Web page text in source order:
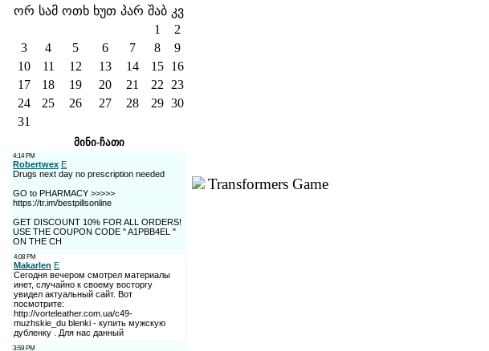
ორ სამ ოთხ ხუთ პარ შაბ კვ
1
2
3
4 5 6 7 8
9
10
11 12 13 14 15 16
17
18 19 20 21 22
23
24
25 26 27 28 29 30
31
მინი-ჩათი
Transformers Game